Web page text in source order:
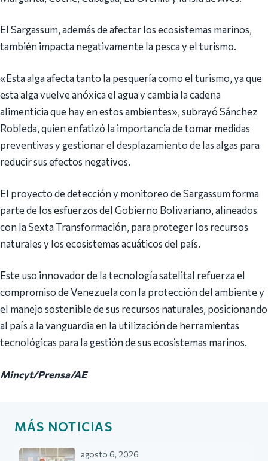
El Sargassum, además de afectar los ecosistemas marinos,
también impacta negativamente la pesca y el turismo.
«Esta alga afecta tanto la pesquería como el turismo, ya que
esta alga vuelve anóxica el agua y cambia la cadena
alimenticia que hay en estos ambientes», subrayó Sánchez
Robleda, quien enfatizó la importancia de tomar medidas
preventivas y gestionar el desplazamiento de las algas para
reducir sus efectos negativos.
El proyecto de detección y monitoreo de Sargassum forma
parte de los esfuerzos del Gobierno Bolivariano, alineados
con la Sexta Transformación, para proteger los recursos
naturales y los ecosistemas acuáticos del país.
Este uso innovador de la tecnología satelital refuerza el
compromiso de Venezuela con la protección del ambiente y
el manejo sostenible de sus recursos naturales, posicionando
al país a la vanguardia en la utilización de herramientas
tecnológicas para la gestión de sus ecosistemas marinos.
Mincyt/Prensa/AE
MÁS NOTICIAS
agosto 6, 2026